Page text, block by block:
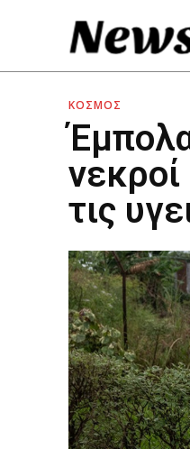
ΚΟΣΜΟΣ
τις